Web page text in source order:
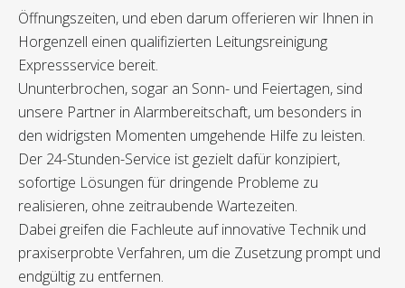
Öffnungszeiten, und eben darum offerieren wir Ihnen in
Horgenzell einen qualifizierten Leitungsreinigung
Expressservice bereit.
Ununterbrochen, sogar an Sonn- und Feiertagen, sind
unsere Partner in Alarmbereitschaft, um besonders in
den widrigsten Momenten umgehende Hilfe zu leisten.
Der 24-Stunden-Service ist gezielt dafür konzipiert,
sofortige Lösungen für dringende Probleme zu
realisieren, ohne zeitraubende Wartezeiten.
Dabei greifen die Fachleute auf innovative Technik und
praxiserprobte Verfahren, um die Zusetzung prompt und
endgültig zu entfernen.